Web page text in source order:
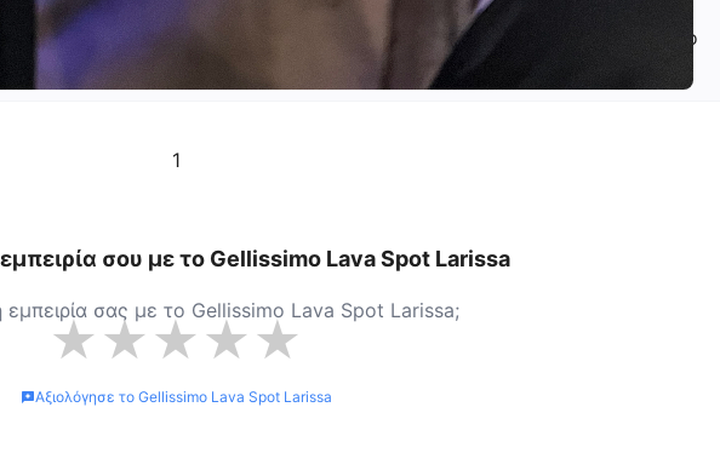
εγώ την περιβόητη lava και μπορώ να πω ότι ήταν καλή , και μπράβο στο
1
σου με το Gellissimo Lava Spot Larissa
εμπειρία σας με το Gellissimo Lava Spot Larissa;
★★★★★
Αξιολόγησε το Gellissimo Lava Spot Larissa